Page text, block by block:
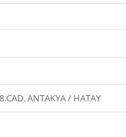
ANTAKYA / HATAY